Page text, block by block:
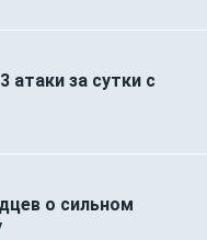
атаки за сутки с
о сильном